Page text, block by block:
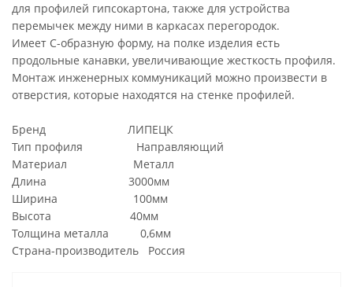
для профилей гипсокартона, также для устройства
перемычек между ними в каркасах перегородок.
Имеет С-образную форму, на полке изделия есть
продольные канавки, увеличивающие жесткость профиля.
Монтаж инженерных коммуникаций можно произвести в
отверстия, которые находятся на стенке профилей.
Бренд ЛИПЕЦК
Тип профиля Направляющий
Материал Металл
Длина 3000мм
Ширина 100мм
Высота 40мм
Толщина металла 0,6мм
Страна-производитель Россия